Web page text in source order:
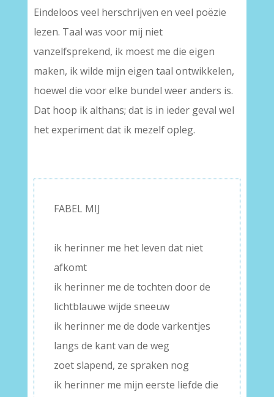
Eindeloos veel herschrijven en veel poëzie
lezen. Taal was voor mij niet
vanzelfsprekend, ik moest me die eigen
maken, ik wilde mijn eigen taal ontwikkelen,
hoewel die voor elke bundel weer anders is.
Dat hoop ik althans; dat is in ieder geval wel
het experiment dat ik mezelf opleg.
FABEL MIJ
ik herinner me het leven dat niet
afkomt
ik herinner me de tochten door de
lichtblauwe wijde sneeuw
ik herinner me de dode varkentjes
langs de kant van de weg
zoet slapend, ze spraken nog
ik herinner me mijn eerste liefde die